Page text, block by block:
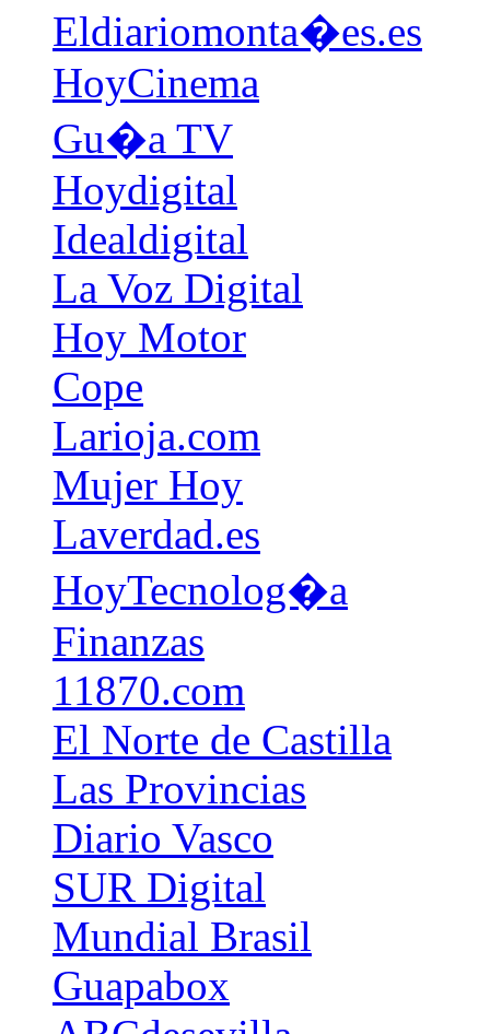
Eldiariomonta�es.es
HoyCinema
Gu�a TV
Hoydigital
Idealdigital
La Voz Digital
Hoy Motor
Cope
Larioja.com
Mujer Hoy
Laverdad.es
HoyTecnolog�a
Finanzas
11870.com
El Norte de Castilla
Las Provincias
Diario Vasco
SUR Digital
Mundial Brasil
Guapabox